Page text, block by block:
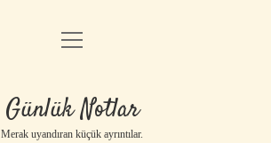
Anasayfa
Yasal Uyarı
menüyü
Günlük Notlar
Merak uyandıran küçük ayrıntılar.